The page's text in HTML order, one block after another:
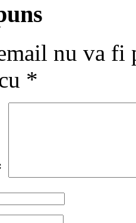
nu va fi
*